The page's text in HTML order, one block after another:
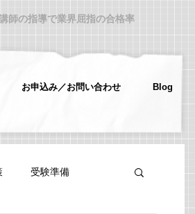
の指導で業界屈指の合格率
お申込み／お問い合わせ Blog
受験準備